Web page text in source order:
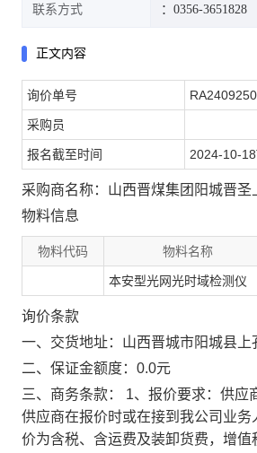
联系方式 ：0356-3651828
正文内容
询价单号
采购员
报名截至时间 2024-10-
采购商名称：山西晋煤集团阳城晋
物料信息
物料代码 物料名称
本安型光网光时域检测仪
询价条款
一、交货地址：山西晋城市阳城县上
二、保证金额度：0.0元
三、商务条款： 1、报价要求：供应
供应商在报价时或在接到我公司业
价为含税、含运费及装卸货费，增